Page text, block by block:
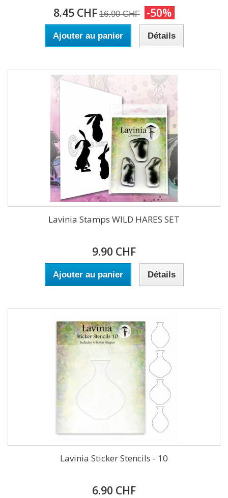
8.45 CHF 16.90 CHF -50%
Ajouter au panier Détails
Lavinia Stamps WILD HARES SET
9.90 CHF
Ajouter au panier Détails
Lavinia Sticker Stencils - 10
6.90 CHF